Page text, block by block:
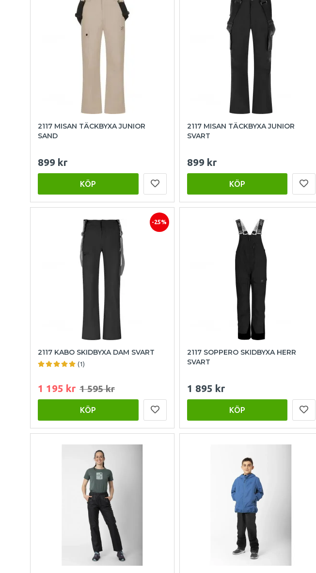
2117 MISAN TÄCKBYXA JUNIOR
SAND
899 kr
KÖP
2117 MISAN TÄCKBYXA JUNIOR
SVART
899 kr
KÖP
-25%
2117 KABO SKIDBYXA DAM SVART
(1)
1 195 kr 1 595 kr
KÖP
2117 SOPPERO SKIDBYXA HERR
SVART
1 895 kr
KÖP